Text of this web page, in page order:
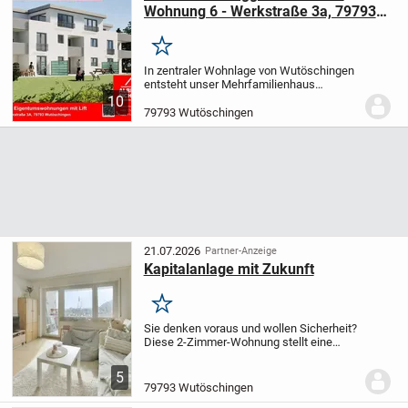
10
Wohnung 6 - Werkstraße 3a, 79793
Merken
In zentraler Wohnlage von Wutöschingen
entsteht unser Mehrfamilienhaus
massiver Kalksandsteinbauweise
errichtet, wird das Haus dem Ruhe- und
79793 Wutöschingen
5
21.07.2026 Partner-Anzeige
Kapitalanlage mit Zukunft
Merken
Sie denken voraus und wollen Sicherheit?
Diese 2-Zimmer-Wohnung stellt eine
solide und langfristige Anlage legen. Die...
79793 Wutöschingen